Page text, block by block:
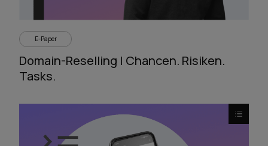
E-Paper
Domain-Reselling | Chancen. Risiken.
Tasks.